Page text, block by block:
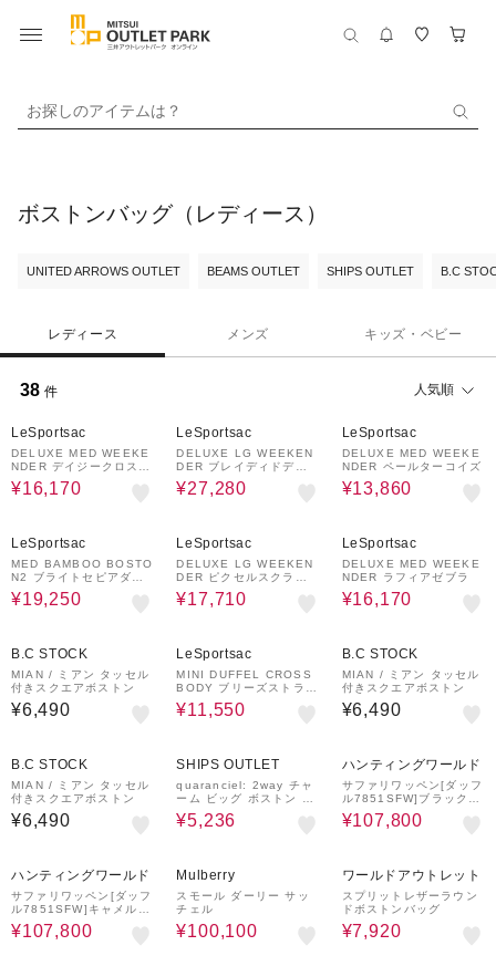
お探しのアイテムは？
ボストンバッグ（レディース）
UNITED ARROWS OUTLET BEAMS OUTLET SHIPS OUTLET B.C
レディース メンズ キッズ・ベビー
38 件 人気順
LeSportsac
DELUXE MED WEEKE
NDER デイジークロスグ
リーン
¥16,170
LeSportsac
DELUXE LG WEEKEN
DER ブレイディドデボ
スブラック
¥27,280
LeSportsac
DELUXE MED WEEKE
NDER ペールターコイズ
¥13,860
LeSportsac
MED BAMBOO BOSTO
N2 ブライトセピアダル
メシアン
¥19,250
LeSportsac
DELUXE LG WEEKEN
DER ピクセルスクラン
ブルチェック
¥17,710
LeSportsac
DELUXE MED WEEKE
NDER ラフィアゼブラ
¥16,170
B.C STOCK
MIAN / ミアン タッセル
付きスクエアボストン
¥6,490
LeSportsac
MINI DUFFEL CROSS
BODY ブリーズストライ
プ
¥11,550
B.C STOCK
MIAN / ミアン タッセル
付きスクエアボストン
¥6,490
B.C STOCK
MIAN / ミアン タッセル
付きスクエアボストン
¥6,490
SHIPS OUTLET
quaranciel: 2way チャ
ーム ビッグ ボストン バ
ッグ
¥5,236
ハンティングワールド
サファリワッペン[ダッフ
ル7851SFW]ブラック66
09234108
¥107,800
ハンティングワールド
サファリワッペン[ダッフ
ル7851SFW]キャメル66
09234134
¥107,800
Mulberry
スモール ダーリー サッ
チェル
¥100,100
ワールドアウトレット
スプリットレザーラウン
ドボストンバッグ
¥7,920